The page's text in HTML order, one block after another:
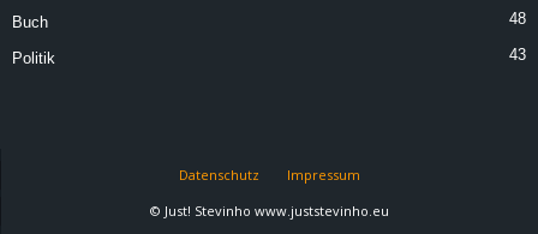
Buch 48
Politik 43
Datenschutz
Impressum
© Just! Stevinho www.juststevinho.eu